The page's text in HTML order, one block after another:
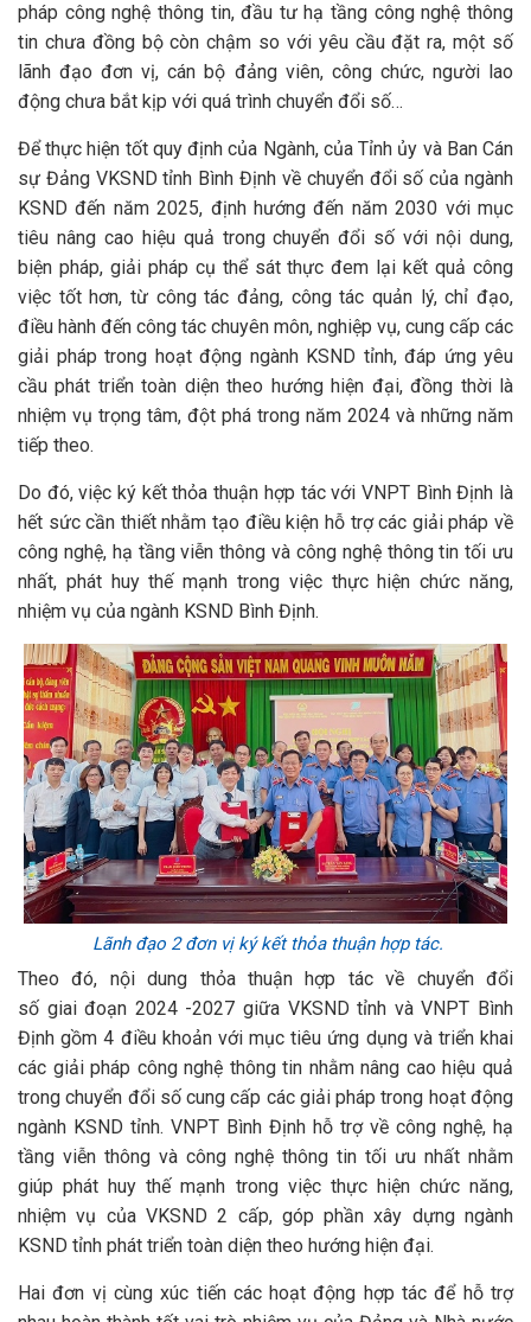
pháp công nghệ thông tin, đầu tư hạ tầng công nghệ thông
tin chưa đồng bộ còn chậm so với yêu cầu đặt ra, một số
lãnh đạo đơn vị, cán bộ đảng viên, công chức, người lao
động chưa bắt kịp với quá trình chuyển đổi số…
Để thực hiện tốt quy định của Ngành, của Tỉnh ủy và Ban Cán
sự Đảng VKSND tỉnh Bình Định về chuyển đổi số của ngành
KSND đến năm 2025, định hướng đến năm 2030 với mục
tiêu nâng cao hiệu quả trong chuyển đổi số với nội dung,
biện pháp, giải pháp cụ thể sát thực đem lại kết quả công
việc tốt hơn, từ công tác đảng, công tác quản lý, chỉ đạo,
điều hành đến công tác chuyên môn, nghiệp vụ, cung cấp các
giải pháp trong hoạt động ngành KSND tỉnh, đáp ứng yêu
cầu phát triển toàn diện theo hướng hiện đại, đồng thời là
nhiệm vụ trọng tâm, đột phá trong năm 2024 và những năm
tiếp theo.
Do đó, việc ký kết thỏa thuận hợp tác với VNPT Bình Định là
hết sức cần thiết nhằm tạo điều kiện hỗ trợ các giải pháp về
công nghệ, hạ tầng viễn thông và công nghệ thông tin tối ưu
nhất, phát huy thế mạnh trong việc thực hiện chức năng,
nhiệm vụ của ngành KSND Bình Định.
Lãnh đạo 2 đơn vị ký kết thỏa thuận hợp tác.
Theo đó, nội dung thỏa thuận hợp tác về chuyển đổi
số giai đoạn 2024 -2027 giữa VKSND tỉnh và VNPT Bình
Định gồm 4 điều khoản với mục tiêu ứng dụng và triển khai
các giải pháp công nghệ thông tin nhằm nâng cao hiệu quả
trong chuyển đổi số cung cấp các giải pháp trong hoạt động
ngành KSND tỉnh. VNPT Bình Định hỗ trợ về công nghệ, hạ
tầng viễn thông và công nghệ thông tin tối ưu nhất nhằm
giúp phát huy thế mạnh trong việc thực hiện chức năng,
nhiệm vụ của VKSND 2 cấp, góp phần xây dựng ngành
KSND tỉnh phát triển toàn diện theo hướng hiện đại.
Hai đơn vị cùng xúc tiến các hoạt động hợp tác để hỗ trợ